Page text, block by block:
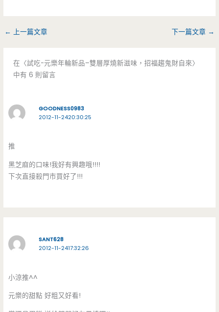
← 上一篇文章 下一篇文章 →
在〈試吃-元樂年輪新品–雙層厚燒新滋味，招福趨鬼財自來〉
中有 6 則留言
GOODNESS0983
2012-11-2420:30:25
推
黑芝麻的口味!我好有興趣哦!!!!
下次直接殺門市買好了!!!
SANT628
2012-11-2417:32:26
小涼推^^
元樂的甜點 好粗又好看!